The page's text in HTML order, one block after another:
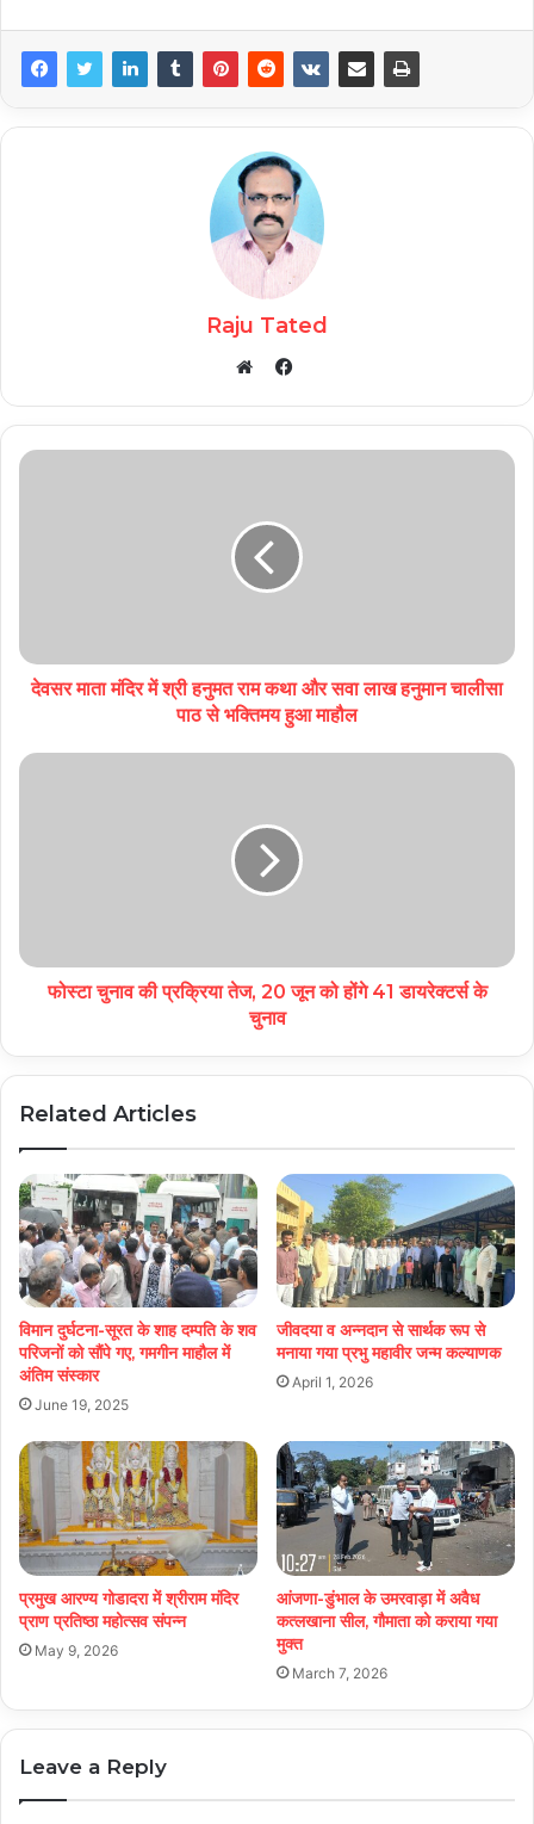
Raju Tated
Facebook
देवसर माता मंदिर में श्री हनुमत राम कथा और सवा लाख हनुमान चालीसा
पाठ से भक्तिमय हुआ माहौल
फोस्टा चुनाव की प्रक्रिया तेज, 20 जून को होंगे 41 डायरेक्टर्स के
चुनाव
Related Articles
विमान दुर्घटना-सूरत के शाह दम्पति के शव
परिजनों को सौंपे गए, गमगीन माहौल में
अंतिम संस्कार
June 19, 2025
जीवदया व अन्नदान से सार्थक रूप से
मनाया गया प्रभु महावीर जन्म कल्याणक
April 1, 2026
प्रमुख आरण्य गोडादरा में श्रीराम मंदिर
प्राण प्रतिष्ठा महोत्सव संपन्न
May 9, 2026
आंजणा-डुंभाल के उमरवाड़ा में अवैध
कत्लखाना सील, गौमाता को कराया गया
मुक्त
March 7, 2026
Leave a Reply